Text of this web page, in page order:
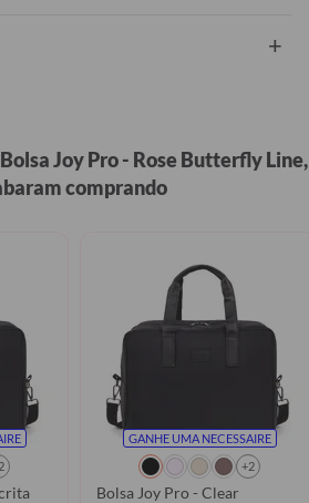
+
Joy Pro - Rose Butterfly Line,
comprando
GANHE UMA NECESSAIRE
+2
Bolsa Joy Pro - Clear